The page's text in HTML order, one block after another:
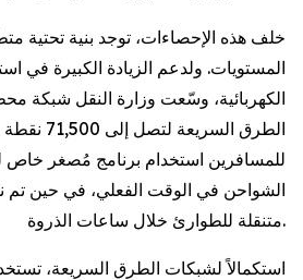
خلف هذه الإحصاءات، توجد بنية تحتية
المستويات. ولدعم الزيادة الكبيرة في
الكهربائية، وسّعت وزارة النقل شبكة
الطرق
للمسافرين استخدام برنامج مُصغر خاص
الشواحن في الوقت الفعلي، في حين
متنقلة للطوارئ خلال ساعات الذروة.
استكمالاً لشبكات الطرق السريعة،